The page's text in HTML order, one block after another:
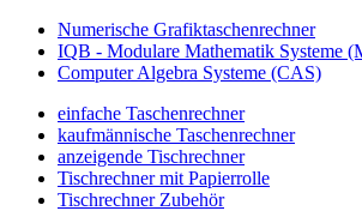
Numerische Grafiktaschenrechner
IQB - Modulare Mathematik Systeme
Computer Algebra Systeme (CAS)
einfache Taschenrechner
kaufmännische Taschenrechner
anzeigende Tischrechner
Tischrechner mit Papierrolle
Tischrechner Zubehör